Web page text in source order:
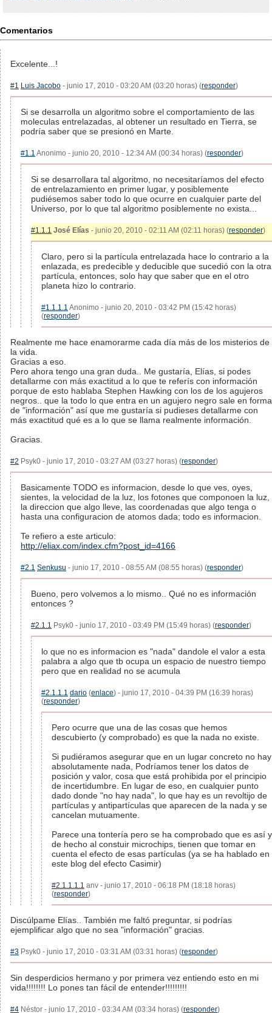
Comentarios
Excelente...!
#1 Luis Jacobo - junio 17, 2010 - 03:20 AM (03:20 horas) (responder)
Si se desarrolla un algoritmo sobre el comportamiento de las
moleculas entrelazadas, al obtener un resultado en Tierra, se
podría saber que se presionó en Marte.
#1.1 Anonimo - junio 20, 2010 - 12:34 AM (00:34 horas) (responder)
Si se desarrollara tal algoritmo, no necesitaríamos del efecto
de entrelazamiento en primer lugar, y posiblemente
pudiésemos saber todo lo que ocurre en cualquier parte del
Universo, por lo que tal algoritmo posiblemente no exista...
#1.1.1 José Elías - junio 20, 2010 - 02:11 AM (02:11 horas) (responder)
Claro, pero si la partícula entrelazada hace lo contrario a la
enlazada, es predecible y deducible que sucedió con la otra
partícula, entonces, solo hay que saber que en el otro
planeta hizo lo contrario.
#1.1.1.1 Anonimo - junio 20, 2010 - 03:42 PM (15:42 horas)
(responder)
Realmente me hace enamorarme cada día más de los misterios de
la vida.
Gracias a eso.
Pero ahora tengo una gran duda.. Me gustaría, Elías, si podes
detallarme con más exactitud a lo que te referís con información
porque de esto hablaba Stephen Hawking con los de los agujeros
negros.. que la todo lo que entra en un agujero negro sale en forma
de "información" así que me gustaría si pudieses detallarme con
más exactitud qué es a lo que se llama realmente información.
Gracias.
#2 Psyk0 - junio 17, 2010 - 03:27 AM (03:27 horas) (responder)
Basicamente TODO es informacion, desde lo que ves, oyes,
sientes, la velocidad de la luz, los fotones que componoen la luz,
la direccion que algo lleve, las coordenadas que algo tenga o
hasta una configuracion de atomos dada; todo es informacion.
Te refiero a este articulo:
http://eliax.com/index.cfm?post_id=4166
#2.1 Senkusu - junio 17, 2010 - 08:55 AM (08:55 horas) (responder)
Bueno, pero volvemos a lo mismo.. Qué no es información
entonces ?
#2.1.1 Psyk0 - junio 17, 2010 - 03:49 PM (15:49 horas) (responder)
lo que no es informacion es "nada" dandole el valor a esta
palabra a algo que tb ocupa un espacio de nuestro tiempo
pero que en realidad no se acumula
#2.1.1.1 dario (enlace) - junio 17, 2010 - 04:39 PM (16:39 horas)
(responder)
Pero ocurre que una de las cosas que hemos
descubierto (y comprobado) es que la nada no existe.
Si pudiéramos asegurar que en un lugar concreto no hay
absolutamente nada, Podríamos tener los datos de
posición y valor, cosa que está prohibida por el principio
de incertidumbre. En lugar de eso, en cualquier punto
dado donde "no hay nada", lo que hay es un revoltijo de
partículas y antipartículas que aparecen de la nada y se
cancelan mutuamente.
Parece una tontería pero se ha comprobado que es así y
de hecho al constuir microchips, tienen que tomar en
cuenta el efecto de esas partículas (ya se ha hablado en
este blog del efecto Casimir)
#2.1.1.1.1 anv - junio 17, 2010 - 06:18 PM (18:18 horas)
(responder)
Discúlpame Elías.. También me faltó preguntar, si podrías
ejemplificar algo que no sea "información" gracias.
#3 Psyk0 - junio 17, 2010 - 03:31 AM (03:31 horas) (responder)
Sin desperdicios hermano y por primera vez entiendo esto en mi
vida!!!!!!!! Lo pones tan fácil de entender!!!!!!!!!
#4 Néstor - junio 17, 2010 - 03:34 AM (03:34 horas) (responder)